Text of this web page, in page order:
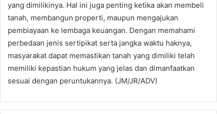
yang dimilikinya. Hal ini juga penting ketika akan membeli
tanah, membangun properti, maupun mengajukan
pembiayaan ke lembaga keuangan. Dengan memahami
perbedaan jenis sertipikat serta jangka waktu haknya,
masyarakat dapat memastikan tanah yang dimiliki telah
memiliki kepastian hukum yang jelas dan dimanfaatkan
sesuai dengan peruntukannya. (JM/JR/ADV)